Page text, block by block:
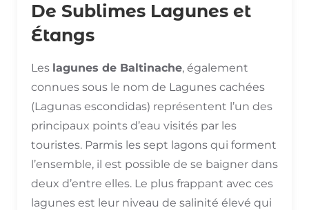
De Sublimes Lagunes et
Étangs
Les lagunes de Baltinache, également
connues sous le nom de Lagunes cachées
(Lagunas escondidas) représentent l’un des
principaux points d’eau visités par les
touristes. Parmis les sept lagons qui forment
l’ensemble, il est possible de se baigner dans
deux d’entre elles. Le plus frappant avec ces
lagunes est leur niveau de salinité élevé qui